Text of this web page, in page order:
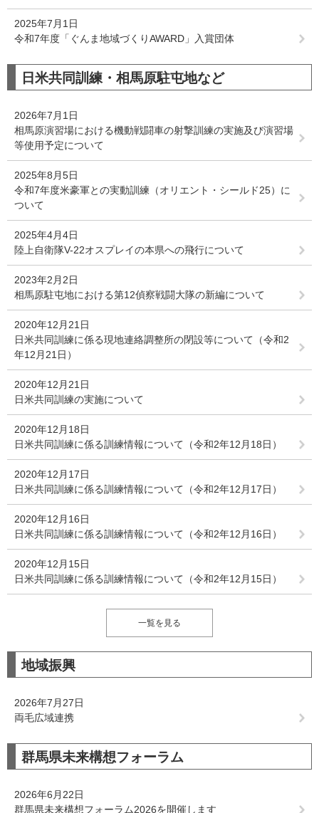
2025年7月1日
令和7年度「ぐんま地域づくりAWARD」入賞団体
日米共同訓練・相馬原駐屯地など
2026年7月1日
相馬原演習場における機動戦闘車の射撃訓練の実施及び演習場
等使用予定について
2025年8月5日
令和7年度米豪軍との実動訓練（オリエント・シールド25）に
ついて
2025年4月4日
陸上自衛隊V-22オスプレイの本県への飛行について
2023年2月2日
相馬原駐屯地における第12偵察戦闘大隊の新編について
2020年12月21日
日米共同訓練に係る現地連絡調整所の閉設等について（令和2
年12月21日）
2020年12月21日
日米共同訓練の実施について
2020年12月18日
日米共同訓練に係る訓練情報について（令和2年12月18日）
2020年12月17日
日米共同訓練に係る訓練情報について（令和2年12月17日）
2020年12月16日
日米共同訓練に係る訓練情報について（令和2年12月16日）
2020年12月15日
日米共同訓練に係る訓練情報について（令和2年12月15日）
一覧を見る
地域振興
2026年7月27日
両毛広域連携
群馬県未来構想フォーラム
2026年6月22日
群馬県未来構想フォーラム2026を開催します